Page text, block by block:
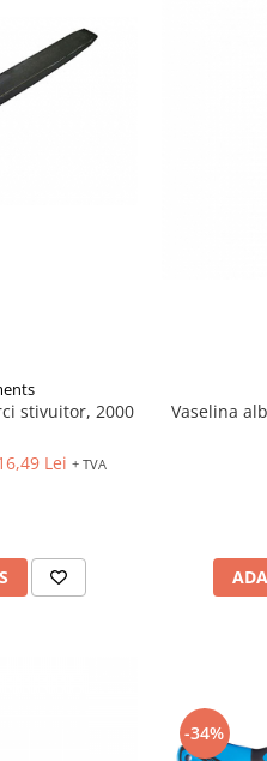
stivuitor, 2000
Lei + TVA
Vaselina
-34%